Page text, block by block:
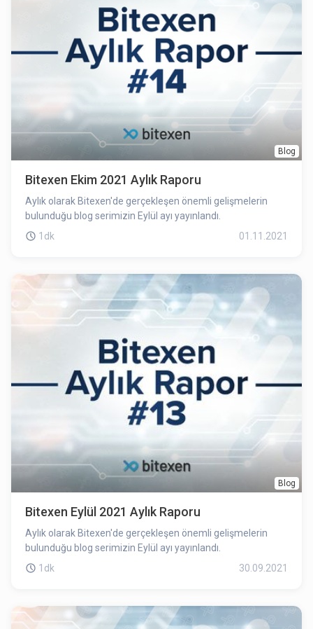
Blog
Bitexen Ekim 2021 Aylık Raporu
Aylık olarak Bitexen'de gerçekleşen önemli gelişmelerin
bulunduğu blog serimizin Eylül ayı yayınlandı.
1dk
01.11.2021
Blog
Bitexen Eylül 2021 Aylık Raporu
Aylık olarak Bitexen'de gerçekleşen önemli gelişmelerin
bulunduğu blog serimizin Eylül ayı yayınlandı.
1dk
30.09.2021